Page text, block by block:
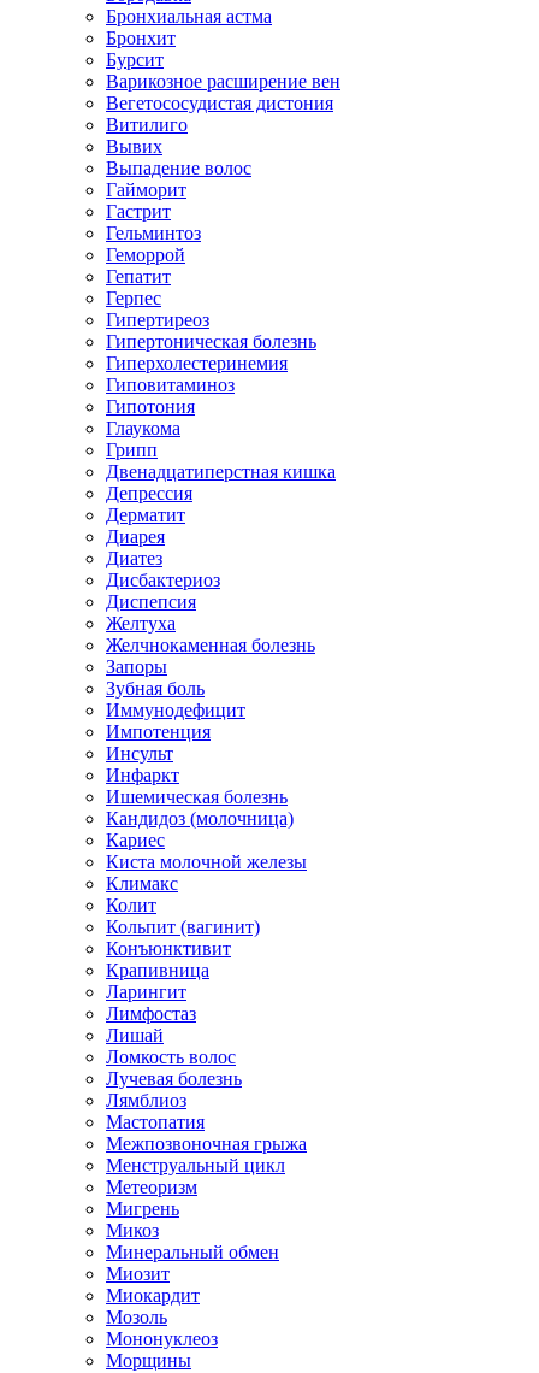
Бронхиальная астма
Бронхит
Бурсит
Варикозное расширение вен
Вегетососудистая дистония
Витилиго
Вывих
Выпадение волос
Гайморит
Гастрит
Гельминтоз
Геморрой
Гепатит
Герпес
Гипертиреоз
Гипертоническая болезнь
Гиперхолестеринемия
Гиповитаминоз
Гипотония
Глаукома
Грипп
Двенадцатиперстная кишка
Депрессия
Дерматит
Диарея
Диатез
Дисбактериоз
Диспепсия
Желтуха
Желчнокаменная болезнь
Запоры
Зубная боль
Иммунодефицит
Импотенция
Инсульт
Инфаркт
Ишемическая болезнь
Кандидоз (молочница)
Кариес
Киста молочной железы
Климакс
Колит
Кольпит (вагинит)
Конъюнктивит
Крапивница
Ларингит
Лимфостаз
Лишай
Ломкость волос
Лучевая болезнь
Лямблиоз
Мастопатия
Межпозвоночная грыжа
Менструальный цикл
Метеоризм
Мигрень
Микоз
Минеральный обмен
Миозит
Миокардит
Мозоль
Мононуклеоз
Морщины